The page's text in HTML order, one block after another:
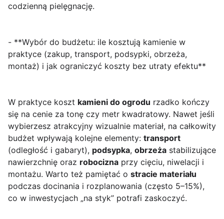
codzienną pielęgnację.
- **Wybór do budżetu: ile kosztują kamienie w
praktyce (zakup, transport, podsypki, obrzeża,
montaż) i jak ograniczyć koszty bez utraty efektu**
W praktyce koszt kamieni do ogrodu rzadko kończy
się na cenie za tonę czy metr kwadratowy. Nawet jeśli
wybierzesz atrakcyjny wizualnie materiał, na całkowity
budżet wpływają kolejne elementy: transport
(odległość i gabaryt), podsypka, obrzeża stabilizujące
nawierzchnię oraz robocizna przy cięciu, niwelacji i
montażu. Warto też pamiętać o stracie materiału
podczas docinania i rozplanowania (często 5–15%),
co w inwestycjach „na styk” potrafi zaskoczyć.